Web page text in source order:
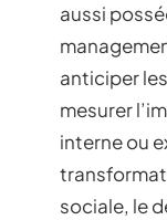
aussi
anticiper
mesurer
interne ou
sociale, le